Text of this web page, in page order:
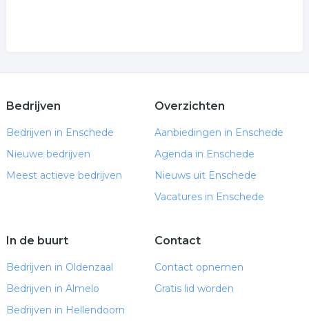
Bedrijven
Bedrijven in Enschede
Nieuwe bedrijven
Meest actieve bedrijven
Overzichten
Aanbiedingen in Enschede
Agenda in Enschede
Nieuws uit Enschede
Vacatures in Enschede
In de buurt
Bedrijven in Oldenzaal
Bedrijven in Almelo
Bedrijven in Hellendoorn
Contact
Contact opnemen
Gratis lid worden